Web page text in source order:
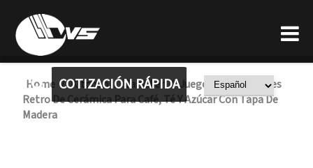
COTIZACIÓN RÁPIDA
Home / Kitchen / Canister / Juego De Recipientes
Retro De Cerámica Para Café, Té Y Azúcar Con Tapa De
Madera